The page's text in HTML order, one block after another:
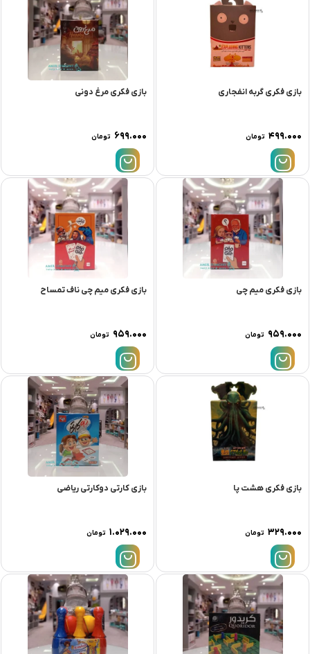
بازی فکری گربه انفجاری
۴۹۹.۰۰۰ تومان
بازی فکری مرغ دونی
۶۹۹.۰۰۰ تومان
بازی فکری میم چی
۹۵۹.۰۰۰ تومان
بازی فکری میم چی ناف تمساح
۹۵۹.۰۰۰ تومان
بازی فکری هشت پا
۳۲۹.۰۰۰ تومان
بازی کارتی دوکارتی ریاضی
۱.۰۲۹.۰۰۰ تومان